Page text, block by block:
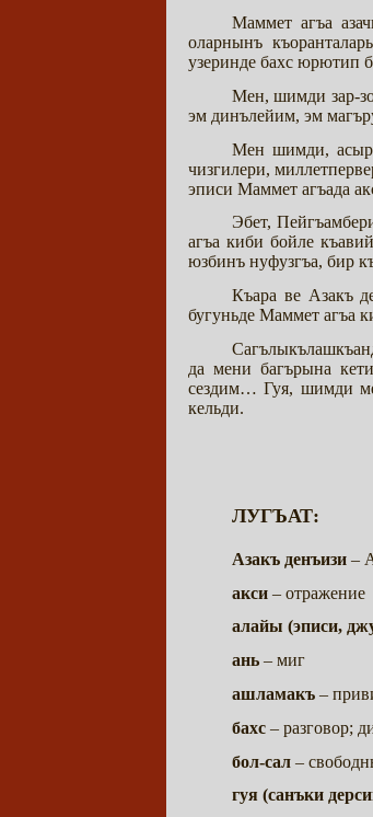
Маммет агъа
оларнынъ
узеринде бахс юрютип
Мен, шимди зар-
эм динълейим, эм
Мен шимди,
чизгилери,
эписи Маммет агъада
Эбет,
агъа киби бойле
юзбинъ нуфузгъа, бир
Къара ве Азакъ
бугуньде Маммет агъа
да мени багърына
сездим… Гуя, шимди
кельди.
ЛУГЪАТ:
Азакъ денъизи –
акси – отражение
алайы (эписи,
ань – миг
ашламакъ –
бахс – разговор;
бол-сал –
гуя (санъки